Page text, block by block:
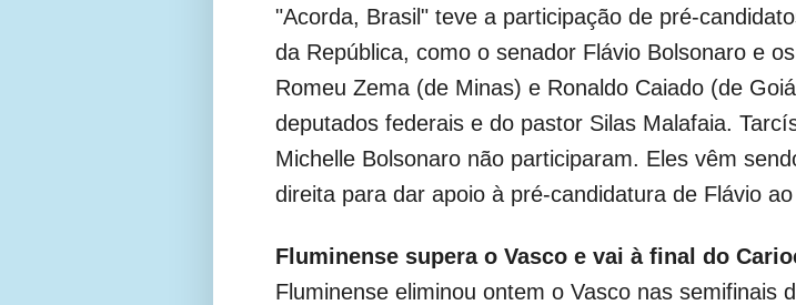
"Acorda, Brasil" teve a participação de pré-
da República, como o senador Flávio Bolsonaro e
Romeu Zema (de Minas) e Ronaldo Caiado (de
deputados federais e do pastor Silas Malafaia.
Michelle Bolsonaro não participaram. Eles vêm
direita para dar apoio à pré-candidatura de Flávio
Fluminense supera o Vasco e vai à final do
Fluminense eliminou ontem o Vasco nas semifinais